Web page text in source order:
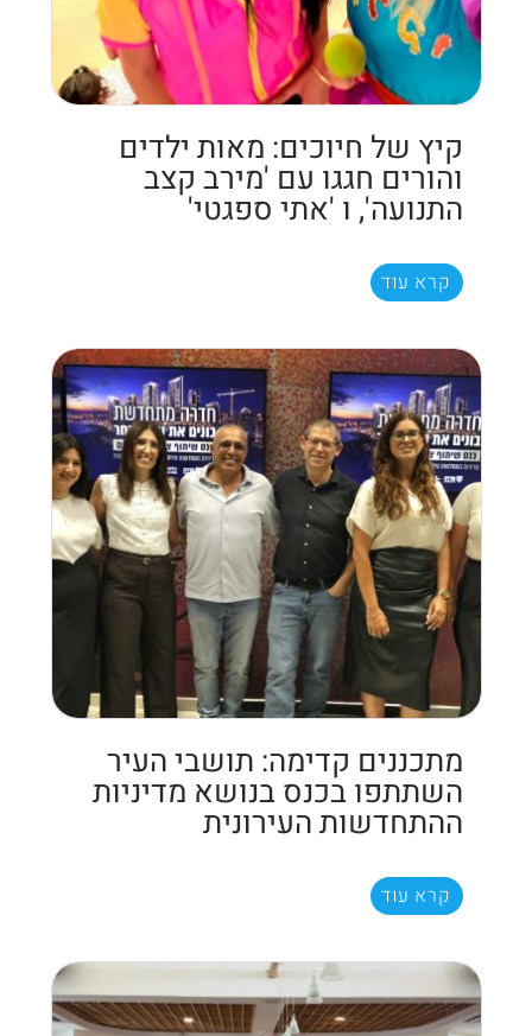
קיץ של חיוכים: מאות ילדים
והורים חגגו עם 'מירב קצב
התנועה', ו 'אתי ספגטי'
קרא עוד
מתכננים קדימה: תושבי העיר
השתתפו בכנס בנושא מדיניות
ההתחדשות העירונית
קרא עוד